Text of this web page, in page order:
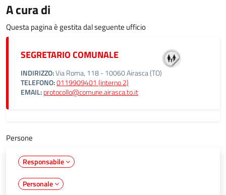
A cura di
Questa pagina è gestita dal seguente ufficio
SEGRETARIO COMUNALE
INDIRIZZO:Via Roma, 118 - 10060 Airasca (TO)
TELEFONO:0119909401 (interno 2)
EMAIL:protocollo@comune.airasca.to.it
Persone
Responsabile
Personale